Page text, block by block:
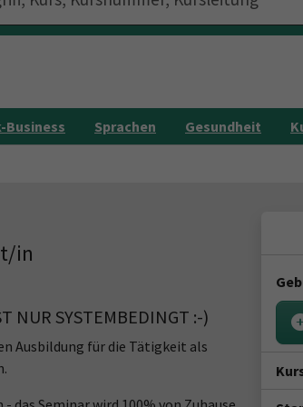
Business Sprachen Gesundheit
in
NUR SYSTEMBEDINGT :-)
Ausbildung für die Tätigkeit als